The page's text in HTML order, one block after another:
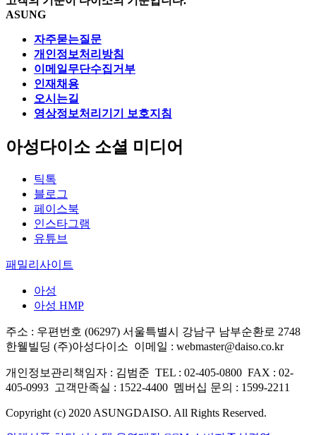
ASUNG
자주묻는질문
개인정보처리방침
이메일무단수집거부
인재채용
오시는길
영상정보처리기기 보호지침
아성다이소 소셜 미디어
틱톡
블로그
페이스북
인스타그램
유튜브
패밀리사이트
아성
아성 HMP
주소 : 우편번호 (06297) 서울특별시 강남구 남부순환로 2748
한웰빌딩 (주)아성다이소 이메일 : webmaster@daiso.co.kr
개인정보관리책임자 : 김범준 TEL : 02-405-0800 FAX : 02-
405-0993 고객만족실 : 1522-4400 멤버십 문의 : 1599-2211
Copyright (c) 2020 ASUNGDAISO. All Rights Reserved.